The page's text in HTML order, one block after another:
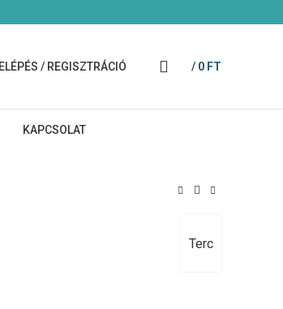
/ REGISZTRÁCIÓ / 0 FT
KAPCSOLAT
Terc